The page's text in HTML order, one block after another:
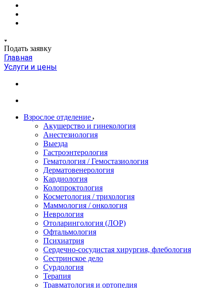
Подать заявку
Главная
Услуги и цены
Взрослое отделение
Акушерство и гинекология
Анестезиология
Выезда
Гастроэнтерология
Гематология / Гемостазиология
Дерматовенерология
Кардиология
Колопроктология
Косметология / трихология
Маммология / онкология
Неврология
Отоларингология (ЛОР)
Офтальмология
Психиатрия
Сердечно-сосудистая хирургия, флебология
Сестринское дело
Сурдология
Терапия
Травматология и ортопедия